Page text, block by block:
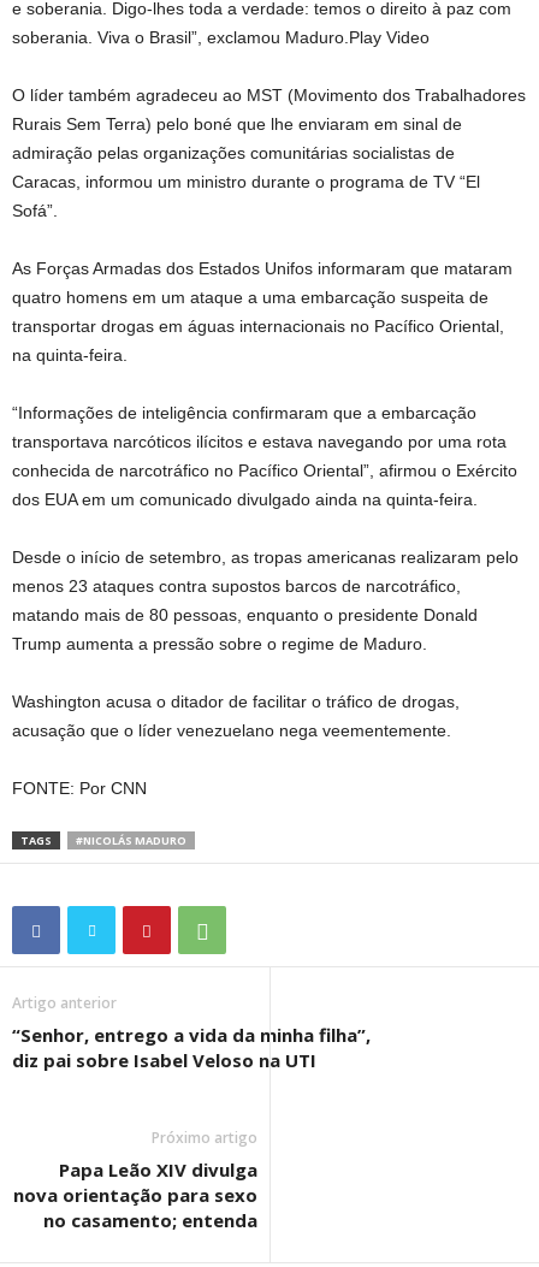
e soberania. Digo-lhes toda a verdade: temos o direito à paz com
soberania. Viva o Brasil”, exclamou Maduro.Play Video
O líder também agradeceu ao MST (Movimento dos Trabalhadores
Rurais Sem Terra) pelo boné que lhe enviaram em sinal de
admiração pelas organizações comunitárias socialistas de
Caracas, informou um ministro durante o programa de TV “El
Sofá”.
As Forças Armadas dos Estados Unifos informaram que mataram
quatro homens em um ataque a uma embarcação suspeita de
transportar drogas em águas internacionais no Pacífico Oriental,
na quinta-feira.
“Informações de inteligência confirmaram que a embarcação
transportava narcóticos ilícitos e estava navegando por uma rota
conhecida de narcotráfico no Pacífico Oriental”, afirmou o Exército
dos EUA em um comunicado divulgado ainda na quinta-feira.
Desde o início de setembro, as tropas americanas realizaram pelo
menos 23 ataques contra supostos barcos de narcotráfico,
matando mais de 80 pessoas, enquanto o presidente Donald
Trump aumenta a pressão sobre o regime de Maduro.
Washington acusa o ditador de facilitar o tráfico de drogas,
acusação que o líder venezuelano nega veementemente.
FONTE: Por CNN
TAGS #NICOLÁS MADURO
Artigo anterior
“Senhor, entrego a vida da minha filha”,
diz pai sobre Isabel Veloso na UTI
Próximo artigo
Papa Leão XIV divulga
nova orientação para sexo
no casamento; entenda